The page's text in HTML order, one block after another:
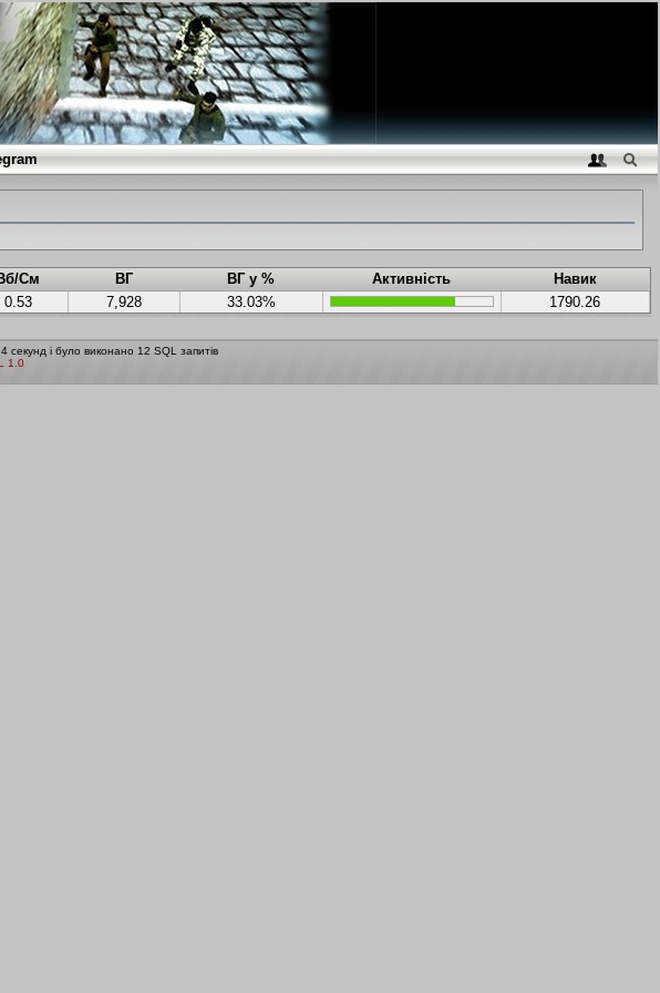
См ВГ ВГ у % Активність
Навик
0.53 7,928 33.03% 1790.26
секунд і було виконано 12 SQL запитів
1.0